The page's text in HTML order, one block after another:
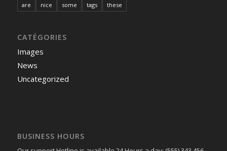
are nice some tags these
CATÉGORIES
Images
News
Uncategorized
BUSINESS HOURS